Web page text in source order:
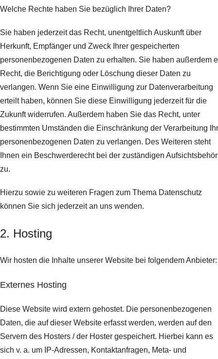
Welche Rechte haben Sie bezüglich Ihrer Daten?
Sie haben jederzeit das Recht, unentgeltlich Auskunft über
Herkunft, Empfänger und Zweck Ihrer gespeicherten
personenbezogenen Daten zu erhalten. Sie haben außerdem
Recht, die Berichtigung oder Löschung dieser Daten zu
verlangen. Wenn Sie eine Einwilligung zur Datenverarbeitung
erteilt haben, können Sie diese Einwilligung jederzeit für die
Zukunft widerrufen. Außerdem haben Sie das Recht, unter
bestimmten Umständen die Einschränkung der Verarbeitung
personenbezogenen Daten zu verlangen. Des Weiteren steht
Ihnen ein Beschwerderecht bei der zuständigen
zu.
Hierzu sowie zu weiteren Fragen zum Thema Datenschutz
können Sie sich jederzeit an uns wenden.
2. Hosting
Wir hosten die Inhalte unserer Website bei folgendem Anbieter:
Externes Hosting
Diese Website wird extern gehostet. Die personenbezogenen
Daten, die auf dieser Website erfasst werden, werden auf den
Servern des Hosters / der Hoster gespeichert. Hierbei kann es
sich v. a. um IP-Adressen, Kontaktanfragen, Meta- und